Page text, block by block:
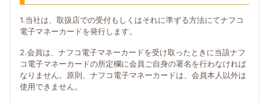
1.当社は、取扱店での受付もしくはそれに準ずる方法にてナフコ
電子マネーカードを発行します。
2.会員は、ナフコ電子マネーカードを受け取ったときに当該ナフ
コ電子マネーカードの所定欄に会員ご自身の署名を行わなければ
なりません。原則、ナフコ電子マネーカードは、会員本人以外は
使用できません。